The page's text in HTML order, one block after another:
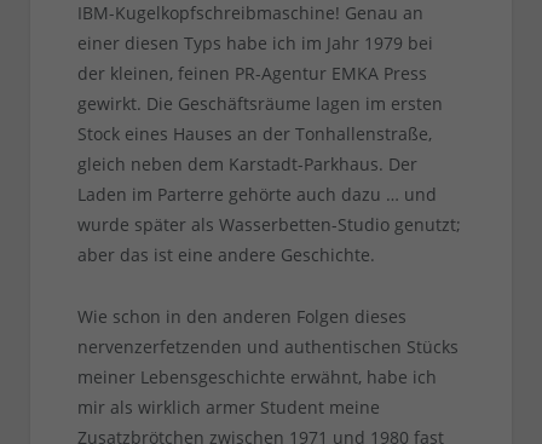
IBM-Kugelkopfschreibmaschine! Genau an
einer diesen Typs habe ich im Jahr 1979 bei
der kleinen, feinen PR-Agentur EMKA Press
gewirkt. Die Geschäftsräume lagen im ersten
Stock eines Hauses an der Tonhallenstraße,
gleich neben dem Karstadt-Parkhaus. Der
Laden im Parterre gehörte auch dazu … und
wurde später als Wasserbetten-Studio genutzt;
aber das ist eine andere Geschichte.
Wie schon in den anderen Folgen dieses
nervenzerfetzenden und authentischen Stücks
meiner Lebensgeschichte erwähnt, habe ich
mir als wirklich armer Student meine
Zusatzbrötchen zwischen 1971 und 1980 fast